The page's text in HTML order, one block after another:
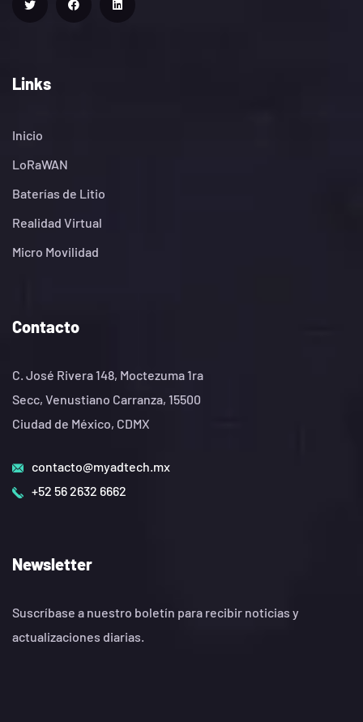
Links
Inicio
LoRaWAN
Baterías de Litio
Realidad Virtual
Micro Movilidad
Contacto
C. José Rivera 148, Moctezuma 1ra
Secc, Venustiano Carranza, 15500
Ciudad de México, CDMX
contacto@myadtech.mx
+52 56 2632 6662
Newsletter
Suscríbase a nuestro boletín para recibir noticias y
actualizaciones diarias.